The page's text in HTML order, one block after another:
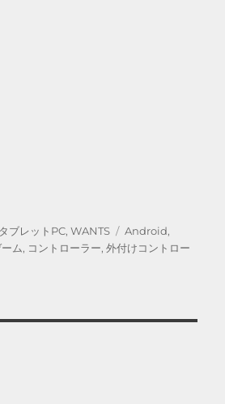
ブレットPC,WANTS
タ
グ
Android,
ム, コントローラー,外付けコントロー